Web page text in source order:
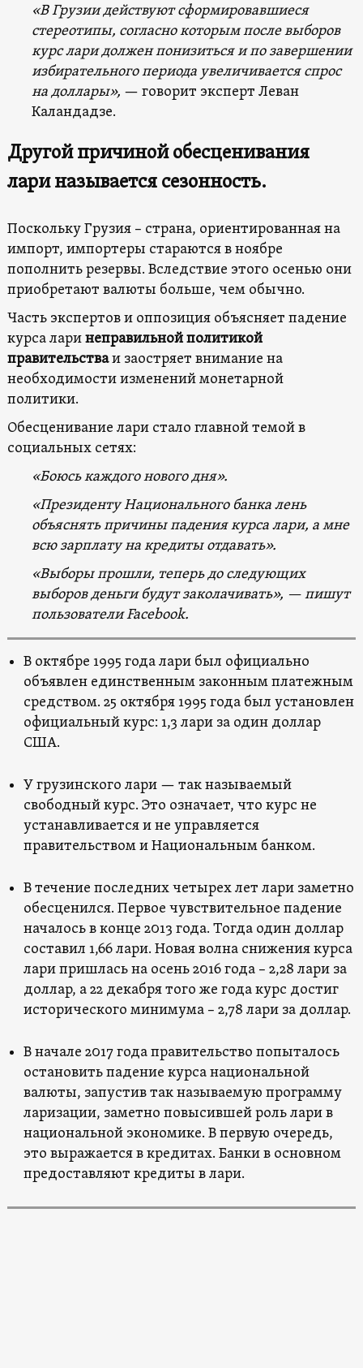
«В Грузии действуют сформировавшиеся
стереотипы, согласно которым после выборов
курс лари должен понизиться и по завершении
избирательного периода увеличивается спрос
на доллары», — говорит эксперт Леван
Каландадзе.
Другой причиной обесценивания
лари называется сезонность.
Поскольку Грузия – страна, ориентированная на
импорт, импортеры стараются в ноябре
пополнить резервы. Вследствие этого осенью они
приобретают валюты больше, чем обычно.
Часть экспертов и оппозиция объясняет падение
курса ларинеправильной политикой
правительстваи заостряет внимание на
необходимости изменений монетарной
политики.
Обесценивание лари стало главной темой в
социальных сетях:
«Боюсь каждого нового дня».
«Президенту Национального банка лень
объяснять причины падения курса лари, а мне
всю зарплату на кредиты отдавать».
«Выборы прошли, теперь до следующих
выборов деньги будут заколачивать», — пишут
пользователи Facebook.
В октябре 1995 года лари был официально
объявлен единственным законным платежным
средством. 25 октября 1995 года был установлен
официальный курс: 1,3 лари за один доллар
США.
У грузинского лари — так называемый
свободный курс. Это означает, что курс не
устанавливается и не управляется
правительством и Национальным банком.
В течение последних четырех лет лари заметно
обесценился. Первое чувствительное падение
началось в конце 2013 года. Тогда один доллар
составил 1,66 лари. Новая волна снижения курса
лари пришлась на осень 2016 года – 2,28 лари за
доллар, а 22 декабря того же года курс достиг
исторического минимума – 2,78 лари за доллар.
В начале 2017 года правительство попыталось
остановить падение курса национальной
валюты, запустив так называемую программу
ларизации, заметно повысившей роль лари в
национальной экономике. В первую очередь,
это выражается в кредитах. Банки в основном
предоставляют кредиты в лари.